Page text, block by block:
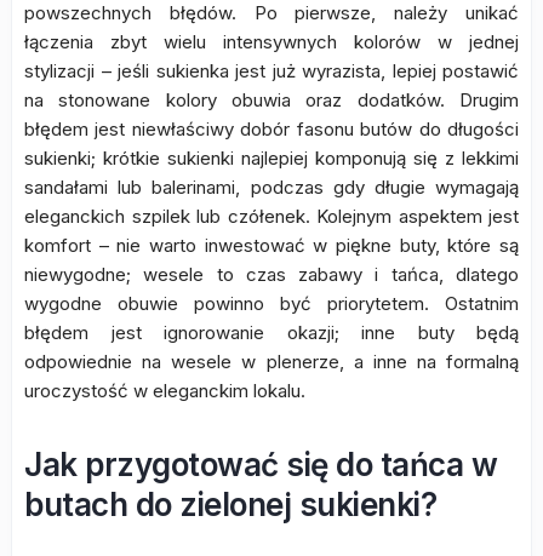
powszechnych błędów. Po pierwsze, należy unikać
łączenia zbyt wielu intensywnych kolorów w jednej
stylizacji – jeśli sukienka jest już wyrazista, lepiej postawić
na stonowane kolory obuwia oraz dodatków. Drugim
błędem jest niewłaściwy dobór fasonu butów do długości
sukienki; krótkie sukienki najlepiej komponują się z lekkimi
sandałami lub balerinami, podczas gdy długie wymagają
eleganckich szpilek lub czółenek. Kolejnym aspektem jest
komfort – nie warto inwestować w piękne buty, które są
niewygodne; wesele to czas zabawy i tańca, dlatego
wygodne obuwie powinno być priorytetem. Ostatnim
błędem jest ignorowanie okazji; inne buty będą
odpowiednie na wesele w plenerze, a inne na formalną
uroczystość w eleganckim lokalu.
Jak przygotować się do tańca w
butach do zielonej sukienki?